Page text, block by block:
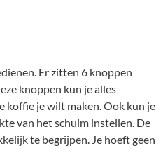
Er zitten 6 knoppen
knoppen kun je alles
koffie je wilt maken. Ook kun je
van het schuim instellen. De
te begrijpen. Je hoeft geen